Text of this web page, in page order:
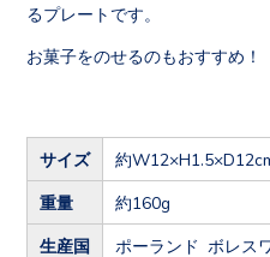
るプレートです。
お菓子をのせるのもおすすめ！
サイズ 約
重量 約160g
生産国 ポーランド ボレス